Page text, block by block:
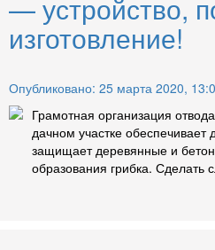
— устройство,
изготовление!
Опубликовано: 25 марта 2020,
Грамотная организация
дачном участке обеспечивает
защищает деревянные и
образования грибка. Сделать